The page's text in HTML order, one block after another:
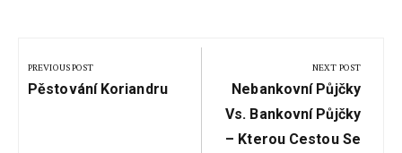
pro
příspěvek
PREVIOUS POST
Previous
Pěstování Koriandru
NEXT POST
Next
Post:
Nebankovní Půjčky
Vs. Bankovní Půjčky
– Kterou Cestou Se